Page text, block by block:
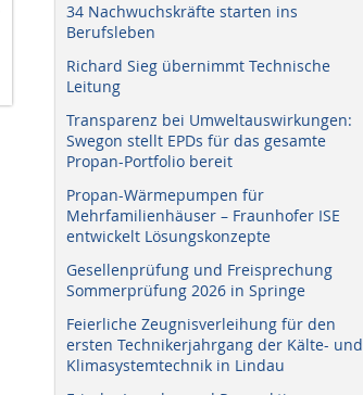
34 Nachwuchskräfte starten ins
Berufsleben
Richard Sieg übernimmt Technische
Leitung
Transparenz bei Umweltauswirkungen:
Swegon stellt EPDs für das gesamte
Propan-Portfolio bereit
Propan-Wärmepumpen für
Mehrfamilienhäuser – Fraunhofer ISE
entwickelt Lösungskonzepte
Gesellenprüfung und Freisprechung
Sommerprüfung 2026 in Springe
Feierliche Zeugnisverleihung für den
ersten Technikerjahrgang der Kälte- und
Klimasystemtechnik in Lindau